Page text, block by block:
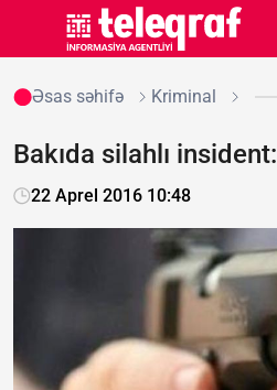
Əsas səhifə Kriminal
Bakıda silahlı
22 Aprel 2016 10:48